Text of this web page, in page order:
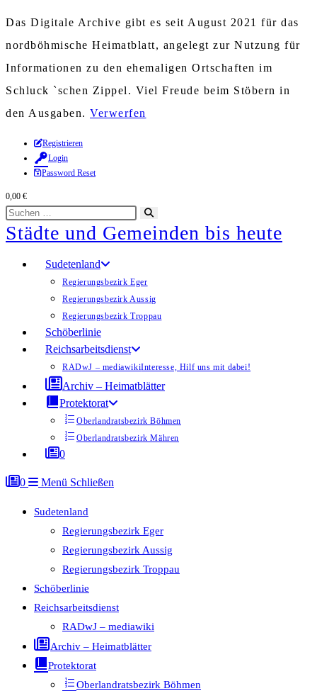
Das Digitale Archive gibt es seit August 2021 für das
nordböhmische Heimatblatt, angelegt zur Nutzung für
Informationen zu den ehemaligen Ortschaften im
Schluck `schen Zippel. Viel Freude beim Stöbern in
den Ausgaben. Verwerfen
Zum
Inhalt
springen
Registrieren
Login
Password Reset
0,00 €
Diese
Website
durchsuchen
starten
Städte und Gemeinden bis heute
Sudetenland
Regierungsbezirk Eger
Regierungsbezirk Aussig
Regierungsbezirk Troppau
Schöberlinie
Reichsarbeitsdienst
RADwJ – mediawikiInteresse, Hilf uns mit dabei!
Archiv – Heimatblätter
Protektorat
Oberlandratsbezirk Böhmen
Oberlandratsbezirk Mähren
0
0 Menü Schließen
Sudetenland
Regierungsbezirk Eger
Regierungsbezirk Aussig
Regierungsbezirk Troppau
Schöberlinie
Reichsarbeitsdienst
RADwJ – mediawiki
Archiv – Heimatblätter
Protektorat
Oberlandratsbezirk Böhmen